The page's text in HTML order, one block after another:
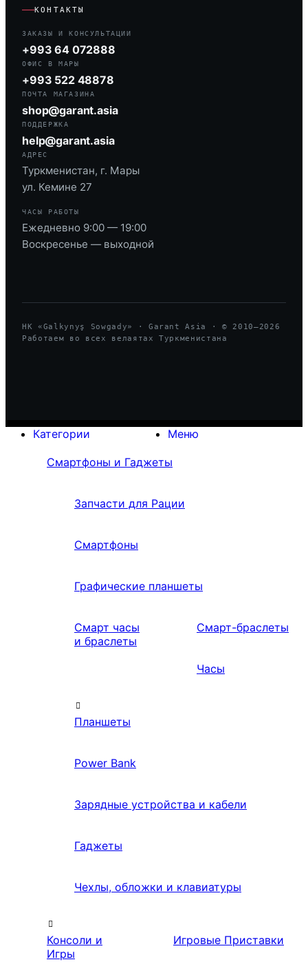
КОНТАКТЫ
ЗАКАЗЫ И КОНСУЛЬТАЦИИ
+993 64 072888
ОФИС В МАРЫ
+993 522 48878
ПОЧТА МАГАЗИНА
shop@garant.asia
ПОДДЕРЖКА
help@garant.asia
АДРЕС
Туркменистан, г. Мары
ул. Кемине 27
ЧАСЫ РАБОТЫ
Ежедневно 9:00 — 19:00
Воскресенье — выходной
HK «Galkynyş Sowgady» · Garant Asia · © 2010—2026
Работаем во всех велаятах Туркменистана
Меню
Категории
Смартфоны и Гаджеты
Запчасти для Рации
Смартфоны
Графические планшеты
Смарт часы
и браслеты
Смарт-браслеты
Часы
Планшеты
Power Bank
Зарядные устройства и кабели
Гаджеты
Чехлы, обложки и клавиатуры
Консоли и
Игры
Игровые Приставки